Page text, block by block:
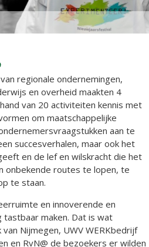
regionale ondernemingen,
en overheid maakten 4
van 20 activiteiten kennis met
om maatschappelijke
aan te
succesverhalen, maar ook het
en de lef en wilskracht die het
onbekende routes te lopen, te
te staan.
en innoverende en
tastbaar maken. Dat is wat
Nijmegen, UWV WERKbedrijf
en RvN@ de bezoekers er wilden